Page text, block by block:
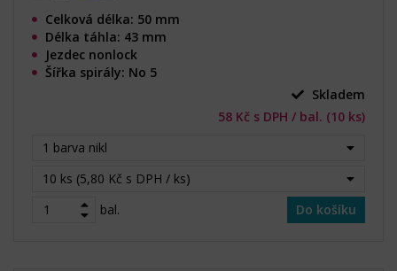
Celková délka: 50 mm
Délka táhla: 43 mm
Jezdec nonlock
Šířka spirály: No 5
Skladem
58 Kč s DPH / bal. (10 ks)
1 barva nikl
10 ks (5,80 Kč s DPH / ks)
bal.
Do košíku